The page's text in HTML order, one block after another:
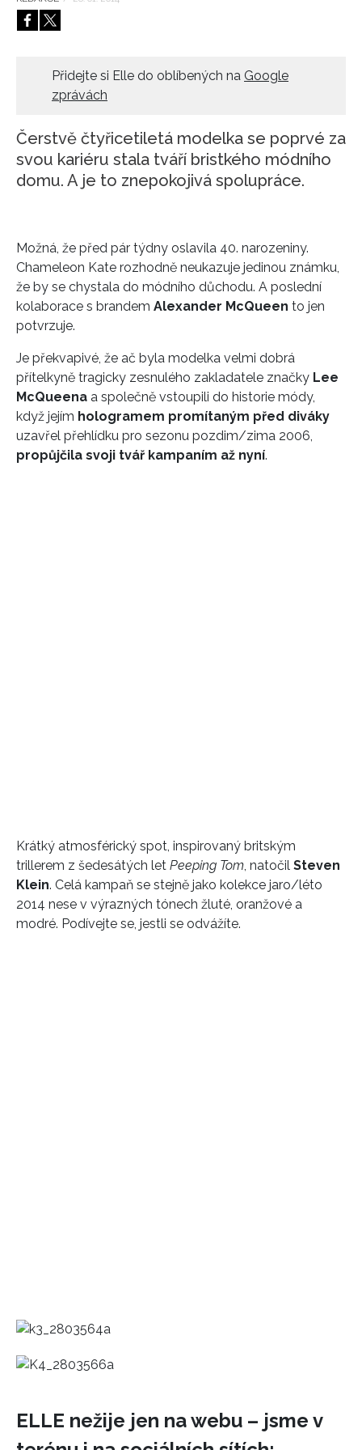
HOME
Přidejte si Elle do oblíbených na Google
zprávách
Čerstvě čtyřicetiletá modelka se poprvé za
svou kariéru stala tváří bristkého módního
domu. A je to znepokojivá spolupráce.
Možná, že před pár týdny oslavila 40. narozeniny.
Chameleon Kate rozhodně neukazuje jedinou známku,
že by se chystala do módního důchodu. A poslední
kolaborace s brandem Alexander McQueen to jen
potvrzuje.
Je překvapivé, že ač byla modelka velmi dobrá
přítelkyně tragicky zesnulého zakladatele značky Lee
McQueena a společně vstoupili do historie módy,
když jejím hologramem promítaným před diváky
uzavřel přehlídku pro sezonu pozdim/zima 2006,
propůjčila svoji tvář kampaním až nyní.
Krátký atmosférický spot, inspirovaný britským
trillerem z šedesátých let Peeping Tom, natočil Steven
Klein. Celá kampaň se stejně jako kolekce jaro/léto
2014 nese v výrazných tónech žluté, oranžové a
modré. Podívejte se, jestli se odvážíte.
ELLE nežije jen na webu – jsme v